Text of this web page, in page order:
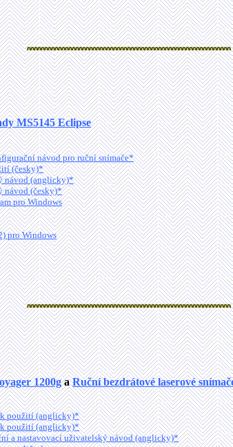
MS5145 Eclipse
návod pro ruční snímače*
(česky)*
návod (anglicky)*
návod (česky)*
pro Windows
pro Windows
1200gaRuční bezdrátové laserové
k použití (anglicky)*
k použití (anglicky)*
a nastavovací uživatelský návod (anglicky)*